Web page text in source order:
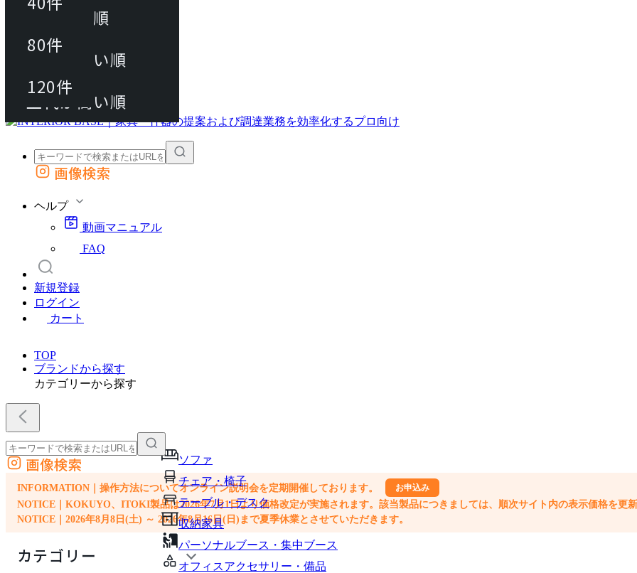
動画マニュアル
FAQ
カート
外部サイトの商品をカートに追加
画像検索
ヘルプ
動画マニュアル
FAQ
新規登録
ログイン
カート
TOP
ブランドから探す
カテゴリーから探す
ソファ
チェア・椅子
テーブル・デスク
収納家具
パーソナルブース・集中ブース
オフィスアクセサリー・備品
外部サイトの商品をカートに追加
他のサイトで見つけた商品ページのURLを貼り付けて、カートに追加できます
画像検索
INFORMATION｜操作方法についてオンライン説明会を定期開催しております。 お申込み
NOTICE｜KOKUYO、ITOKI製品は2026年7月1日より価格改定が実施されます。該当製品につきましては、順次サイト内の表示価格を更新
NOTICE｜2026年8月8日(土) ～ 2026年8月16日(日)まで夏季休業とさせていただきます。
カテゴリー
80件
120件
おすすめ順
上代が安い順
上代が高い順
80件
120件